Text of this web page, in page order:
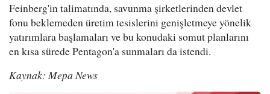
Feinberg'in talimatında, savunma şirketlerinden devlet
fonu beklemeden üretim tesislerini genişletmeye yönelik
yatırımlara başlamaları ve bu konudaki somut planlarını
en kısa sürede Pentagon'a sunmaları da istendi.
Kaynak: Mepa News